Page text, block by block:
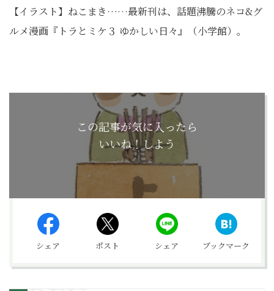
【イラスト】ねこまき……最新刊は、話題沸騰のネコ&グ
ルメ漫画『トラとミケ３ ゆかしい日々』（小学館）。
この記事が気に入ったら
いいね！しよう
シェア ポスト シェア ブックマーク